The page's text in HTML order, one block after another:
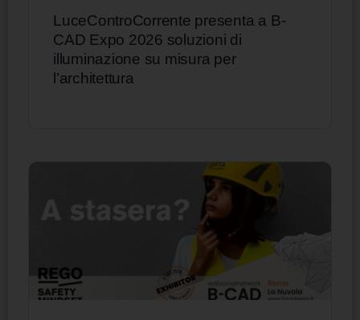
LuceControCorrente presenta a B-
CAD Expo 2026 soluzioni di
illuminazione su misura per
l’architettura